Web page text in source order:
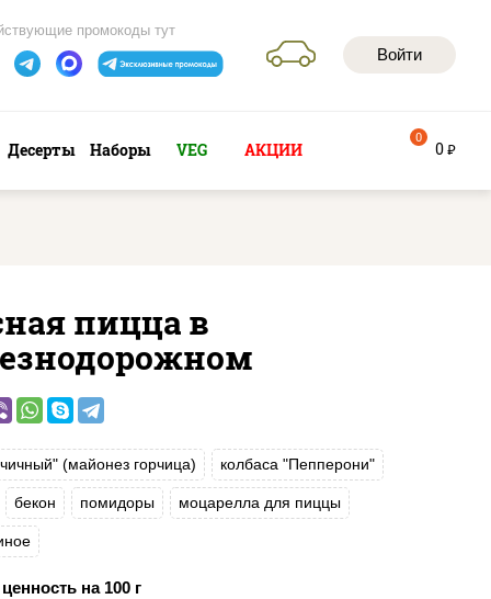
Войти
промокоды тут
Десерты Наборы VEG АКЦИИ 0 руб
0
пицца в
(майонез горчица) колбаса "Пепперони"
бекон помидоры моцарелла для пиццы
на 100 г